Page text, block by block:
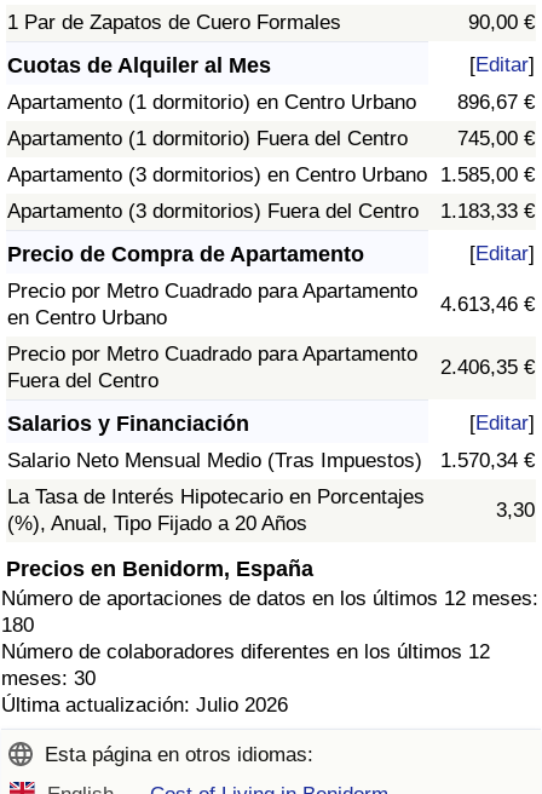
1 Par de Zapatos de Cuero Formales
90,00 €
Cuotas de Alquiler al Mes [Editar]
Apartamento (1 dormitorio) en Centro Urbano
896,67 €
Apartamento (1 dormitorio) Fuera del Centro
745,00 €
Apartamento (3 dormitorios) en Centro Urbano
1.585,00 €
Apartamento (3 dormitorios) Fuera del Centro
1.183,33 €
Precio de Compra de Apartamento [Editar]
Precio por Metro Cuadrado para Apartamento
en Centro Urbano
4.613,46 €
Precio por Metro Cuadrado para Apartamento
Fuera del Centro
2.406,35 €
Salarios y Financiación [Editar]
Salario Neto Mensual Medio (Tras Impuestos)
1.570,34 €
La Tasa de Interés Hipotecario en Porcentajes
(%), Anual, Tipo Fijado a 20 Años
3,30
Precios en Benidorm, España
Número de aportaciones de datos en los últimos 12 meses:
180
Número de colaboradores diferentes en los últimos 12
meses: 30
Última actualización: Julio 2026
Esta página en otros idiomas: